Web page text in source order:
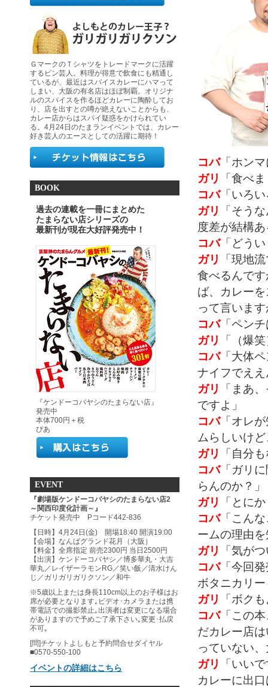
ＧマークのＴシャツをトレードマークに活躍
するピン芸人。料理が得意で飲食にも精通し
ているが、最近はスパイスカレーにハマって
しまい、大阪の有名店はほぼ制覇。オリジナ
ルのスパイスを作るほどカレーに陶酔してお
り、店を出すとの噂が絶えないことからも、
カレー店からはスパイ疑惑をかけられてい
る。4月24日のたまランイベントでは、カレー
好き芸人のエースとしての活躍に期待！
BOOK
過去の連載を一冊にまとめた
たまらない店シリーズの
最新刊が現在大好評発売中！
『ケンドーコバヤシのたまらない店』
発売中
本体700円＋税
ぴあ
EVENT
『劇場版ケンドーコバヤシのたまらない店2
～関西印度化計画～』
チケット発売中 Pコード442-836
【日時】4月24日(金) 開場18:40 開演19:00
【会場】なんばグランド花月（大阪）
【料金】全席指定 前売2300円 当日2500円
【出演】ケンドーコバヤシ／博多華丸・大吉
華丸／レイザーラモンRG／笑い飯／清水けん
じ／ガリガリガリクソン／和牛
※5歳以上または身長110cm以上のお子様はお
席が必要となります｡ビデオ･カメラまたは携
帯電話での撮影禁止｡出演者は変更になる場合
がありますので予めご了承下さい｡変更･払戻
不可｡
[問]チケットよしもと予約問合せダイヤル
■0570-550-100
イベントの詳細はこちら
コバ「ホン
ガリ
「食べ
コバ「いろ
ガリ
「そう
度差が結構
コバ「どう
ガリ
「現地
食べるんで
ば、カレー
って言いま
コバ「ペン
ガリ
「（爆
コバ「大体
ナイフでえ
ガリ
「まあ
ですよ」
コバ「オレ
ムらしいけ
ガリ
「自分
コバ「ガリ
らんのか？」
ガリ
「とに
コバ「こん
ームの理由
ガリ
「気が
コバ「今回
ボタニカリ
ガリ
「ボク
コバ「この
だカレー店
っていない
ガリ
「いい
カレーに出